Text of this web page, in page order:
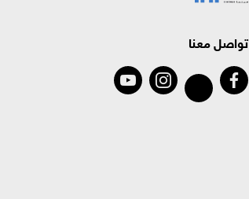
تواصل معنا